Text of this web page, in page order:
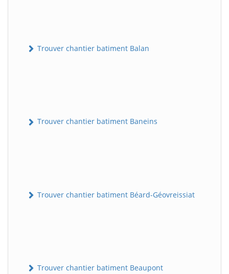
Trouver chantier batiment Balan
Trouver chantier batiment Baneins
Trouver chantier batiment Béard-Géovreissiat
Trouver chantier batiment Beaupont